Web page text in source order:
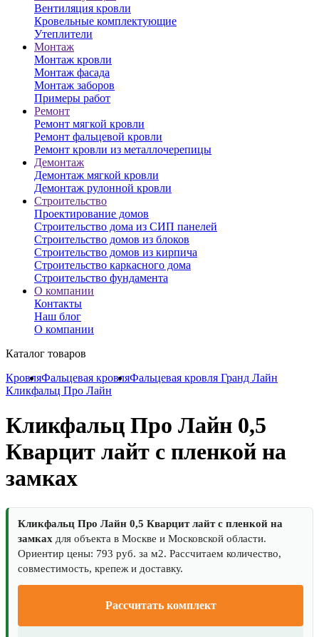
Вентиляция кровли
Кровельные комплектующие
Утеплители
Монтаж
Монтаж кровли
Монтаж фасада
Монтаж заборов
Примеры работ
Ремонт
Ремонт мягкой кровли
Ремонт фальцевой кровли
Ремонт кровли из металлочерепицы
Демонтаж
Демонтаж мягкой кровли
Демонтаж рулонной кровли
Строительство
Проектирование домов
Строительство дома из СИП панелей
Строительство домов из блоков
Строительство домов из кирпича
Строительство каркасного дома
Строительство фундамента
О компании
Контакты
Наш блог
О компании
Каталог товаров
КровляФальцевая кровляФальцевая кровля Гранд Лайн
Кликфальц Про Лайн
Кликфальц Про Лайн 0,5
Кварцит лайт с пленкой на
замках
Кликфальц Про Лайн 0,5 Кварцит лайт с пленкой на
замках для объекта в Москве и Московской области.
Ориентир цены: 793 руб. за м2. Рассчитаем количество,
совместимость, крепеж и доставку.
Рассчитать комплект